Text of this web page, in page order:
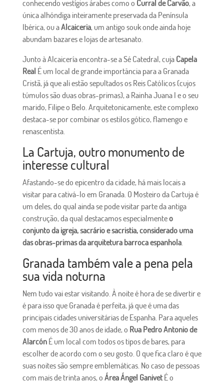
conhecendo vestígios árabes como o Curral de Carvão, a
única alhóndiga inteiramente preservada da Península
Ibérica, ou aAlcaiceria, um antigo souk onde ainda hoje
abundam bazares e lojas de artesanato.
Junto à Alcaicería encontra-se a Sé Catedral, cuja Capela
Real É um local de grande importância para a Granada
Cristã, já que ali estão sepultados os Reis Católicos (cujos
túmulos são duas obras-primas), a Rainha Juana I e o seu
marido, Filipe o Belo. Arquitetonicamente, este complexo
destaca-se por combinar os estilos gótico, flamengo e
renascentista.
La Cartuja, outro monumento de
interesse cultural
Afastando-se do epicentro da cidade, há mais locais a
visitar para cativá-lo em Granada. O Mosteiro da Cartuja é
um deles, do qual ainda se pode visitar parte da antiga
construção, da qual destacamos especialmenteo
conjunto da igreja, sacrário e sacristia, considerado uma
das obras-primas da arquitetura barroca espanhola.
Granada também vale a pena pela
sua vida noturna
Nem tudo vai estar visitando. À noite é hora de se divertir e
é para isso que Granada é perfeita, já que é uma das
principais cidades universitárias de Espanha. Para aqueles
com menos de 30 anos de idade, o Rua Pedro Antonio de
AlarcónÉ um local com todos os tipos de bares, para
escolher de acordo com o seu gosto. O que fica claro é que
suas noites são sempre emblemáticas. No caso de pessoas
com mais de trinta anos, o Área Ángel GanivetÉ o